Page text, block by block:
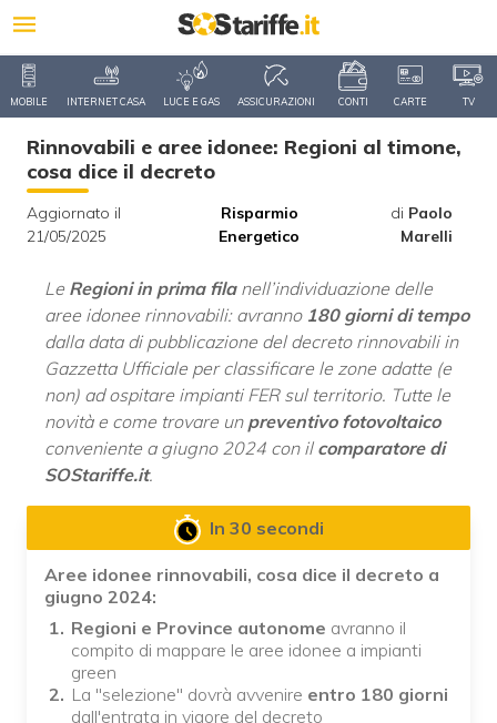
MOBILE INTERNET CASA LUCE E GAS ASSICURAZIONI CONTI CARTE TV
Rinnovabili e aree idonee: Regioni al timone,
cosa dice il decreto
Aggiornato il
21/05/2025
Risparmio
Energetico
di Paolo
Marelli
Le Regioni in prima filanell’individuazione delle
aree idonee rinnovabili: avranno 180 giorni di tempo
dalla data di pubblicazione del decreto rinnovabili in
Gazzetta Ufficiale per classificare le zone adatte (e
non) ad ospitare impianti FER sul territorio. Tutte le
novità e come trovare un preventivo fotovoltaico
conveniente a giugno 2024 con il comparatore di
SOStariffe.it.
In 30 secondi
Aree idonee rinnovabili, cosa dice il decreto a
giugno 2024:
Regioni e Province autonome avranno il
compito di mappare le aree idonee a impianti
green
La "selezione" dovrà avvenire entro 180 giorni
dall'entrata in vigore del decreto